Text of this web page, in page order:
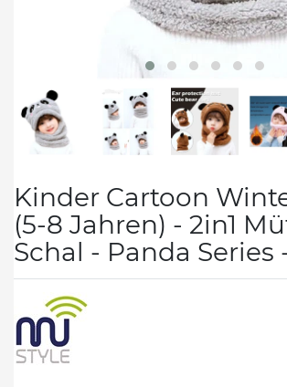
Kinder Cartoon
(5-8 Jahren) - 2in1
Schal - Panda Series